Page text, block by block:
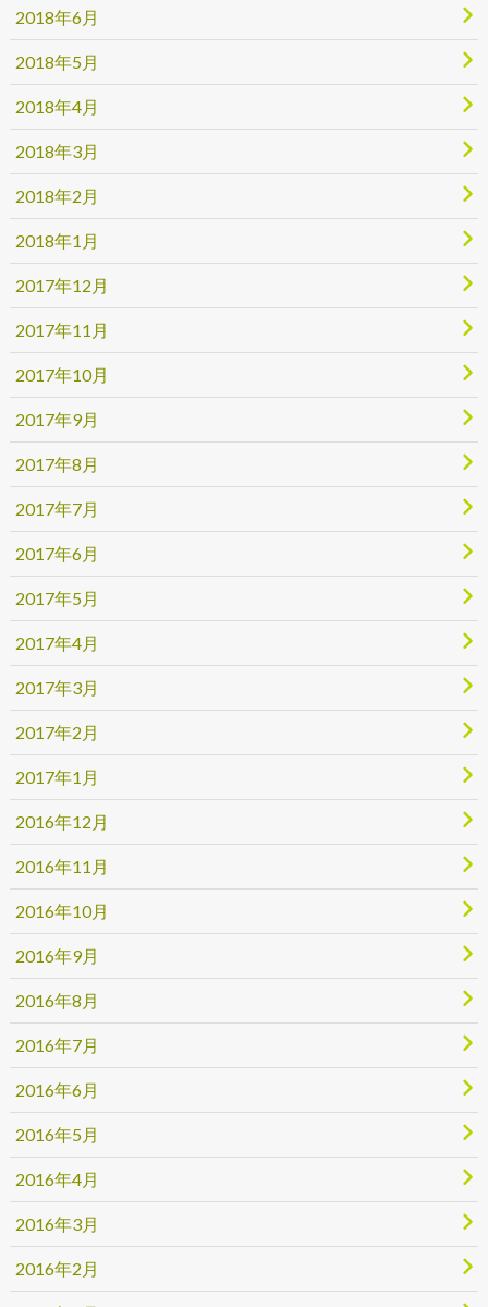
2018年6月
2018年5月
2018年4月
2018年3月
2018年2月
2018年1月
2017年12月
2017年11月
2017年10月
2017年9月
2017年8月
2017年7月
2017年6月
2017年5月
2017年4月
2017年3月
2017年2月
2017年1月
2016年12月
2016年11月
2016年10月
2016年9月
2016年8月
2016年7月
2016年6月
2016年5月
2016年4月
2016年3月
2016年2月